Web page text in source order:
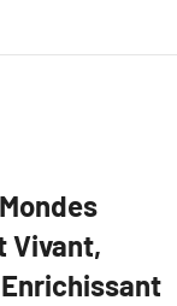
Vivant,